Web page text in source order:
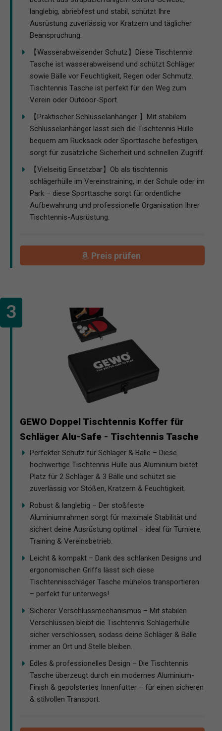
langlebig, abriebfest und stabil, schützt Ihre
Ausrüstung zuverlässig vor Kratzern und täglicher
Beanspruchung.
【Wasserabweisender Schutz】Diese Tischtennis
Tasche ist wasserabweisend und schützt Schläger
sowie Bälle vor Feuchtigkeit, Regen oder Schmutz.
Tischtennis Tasche ist perfekt für den Weg zum
Verein oder Outdoor-Sport.
【Praktischer Schlüsselanhänger 】Mit stabilem
Schlüsselanhänger lässt sich die Tischtennis Hülle
bequem am Rucksack oder Sporttasche befestigen,
sorgt für zusätzliche Sicherheit und schnellen Zugriff.
【Vielseitig Einsetzbar】Ob als tischtennis
schlägerhülle im Vereinstraining, in der Schule oder im
Park – diese Sporttasche sorgt für ordentliche
Aufbewahrung und professionelle Organisation Ihrer
Tischtennis-Ausrüstung.
Preis prüfen
GEWO Doppel Tischtennis Koffer für
Schläger Alu-Safe - Tischtennis Tasche
Perfekter Schutz für Schläger & Bälle – Diese
hochwertige Tischtennis Hülle aus Aluminium bietet
Platz für 2 Schläger & 3 Bälle und schützt sie
zuverlässig vor Stößen, Kratzern & Feuchtigkeit.
Robust & langlebig – Der stoßfeste
Aluminiumrahmen sorgt für maximale Stabilität und
sichert deine Ausrüstung optimal – ideal für Turniere,
Training & Vereinsbetrieb.
Leicht & kompakt – Dank des schlanken Designs und
ergonomischen Griffs lässt sich diese
Tischtennisschläger Tasche mühelos transportieren
– perfekt für unterwegs!
Sicherer Verschlussmechanismus – Mit stabilen
Verschlüssen bleibt die Tischtennis Schlägerhülle
sicher verschlossen, sodass deine Schläger & Bälle
immer an Ort und Stelle bleiben.
Edles & professionelles Design – Die Tischtennis
Tasche überzeugt durch ein modernes Aluminium-
Finish & gepolstertes Innenfutter – für einen sicheren
& stilvollen Transport.